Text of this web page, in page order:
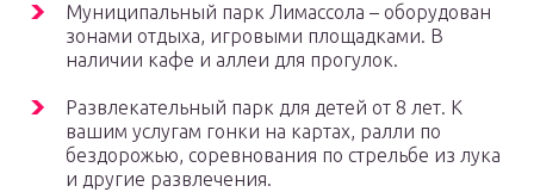
Муниципальный парк Лимассола – оборудован
зонами отдыха, игровыми площадками. В
наличии кафе и аллеи для прогулок.
Развлекательный парк для детей от 8 лет. К
вашим услугам гонки на картах, ралли по
бездорожью, соревнования по стрельбе из лука
и другие развлечения.